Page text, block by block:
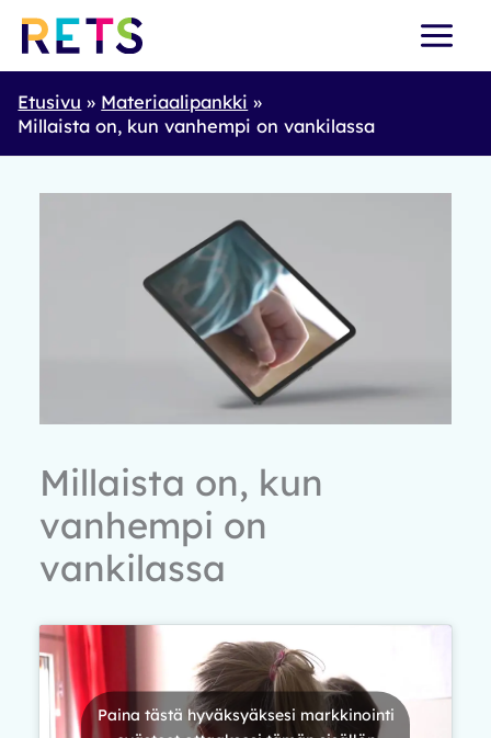
Skip
Etusivu
Materiaalipankki
Millaista on, kun vanhempi on vankilassa
Millaista on, kun
vanhempi on
vankilassa
Paina tästä hyväksyäksesi markkinointi